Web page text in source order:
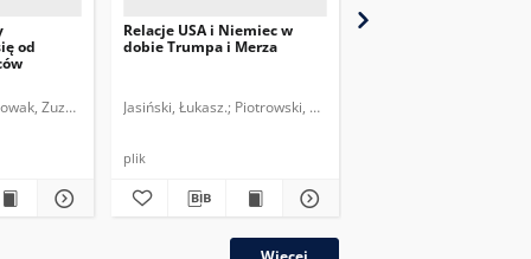
od
Zuzanna.
Relacje USA i Niemiec w
dobie Trumpa i Merza
Jasiński, Łukasz. Piotrowski, Mateusz.
plik